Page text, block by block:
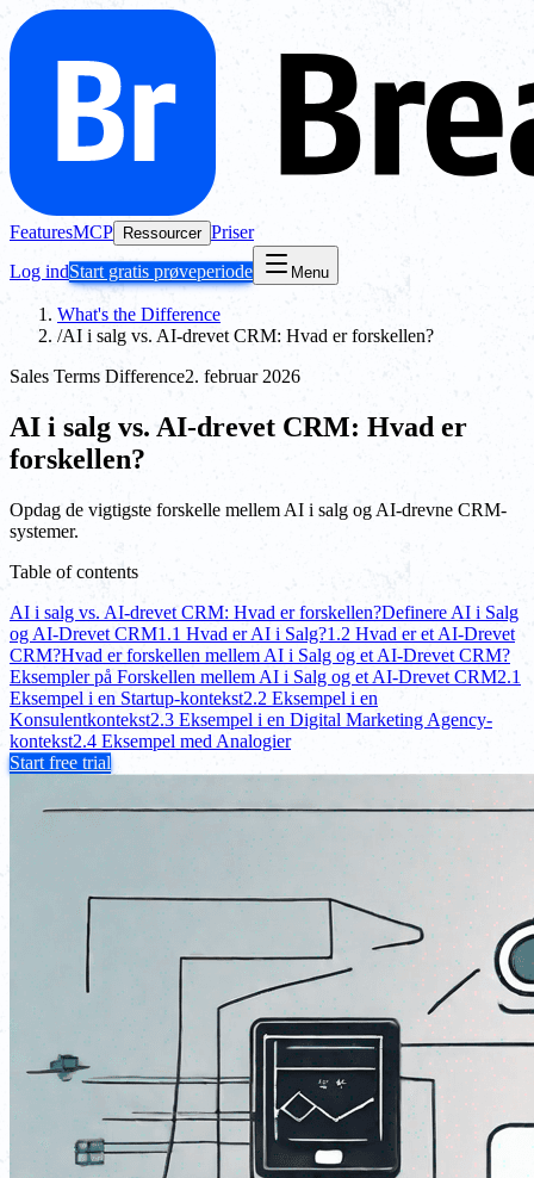
FeaturesMCP Ressourcer Priser
Log indStart gratis prøveperiode Menu
What's the Difference
/AI i salg vs. AI-drevet CRM: Hvad er forskellen?
Sales Terms Difference2. februar 2026
AI i salg vs. AI-drevet CRM: Hvad er
forskellen?
Opdag de vigtigste forskelle mellem AI i salg og AI-drevne CRM-
systemer.
Table of contents
AI i salg vs. AI-drevet CRM: Hvad er forskellen?Definere AI i Salg
og AI-Drevet CRM1.1 Hvad er AI i Salg?1.2 Hvad er et AI-Drevet
CRM?Hvad er forskellen mellem AI i Salg og et AI-Drevet CRM?
Eksempler på Forskellen mellem AI i Salg og et AI-Drevet CRM2.1
Eksempel i en Startup-kontekst2.2 Eksempel i en
Konsulentkontekst2.3 Eksempel i en Digital Marketing Agency-
kontekst2.4 Eksempel med Analogier
Start free trial